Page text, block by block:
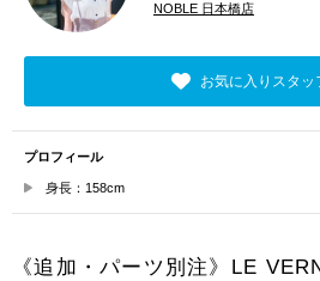
NOBLE 日本橋店
お気に入りスタッ
プロフィール
身長：158cm
《追加・パーツ別注》LE